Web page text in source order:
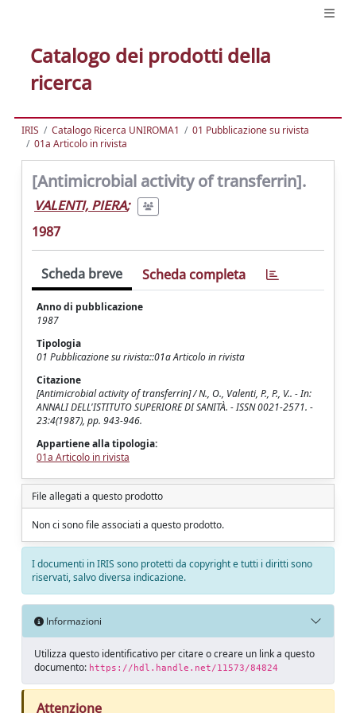
Catalogo dei prodotti della
ricerca
IRIS Catalogo Ricerca UNIROMA1
01 Pubblicazione su rivista
01a Articolo in rivista
[Antimicrobial activity of transferrin].
VALENTI, PIERA;
1987
Scheda breve Scheda completa
Anno di pubblicazione
1987
Tipologia
01 Pubblicazione su rivista::01a Articolo in rivista
Citazione
[Antimicrobial activity of transferrin] / N., O., Valenti, P., P., V.. - In:
ANNALI DELL'ISTITUTO SUPERIORE DI SANITÀ. - ISSN 0021-2571. -
23:4(1987), pp. 943-946.
Appartiene alla tipologia:
01a Articolo in rivista
File allegati a questo prodotto
Non ci sono file associati a questo prodotto.
I documenti in IRIS sono protetti da copyright e tutti i diritti sono
riservati, salvo diversa indicazione.
Informazioni
Utilizza questo identificativo per citare o creare un link a questo
documento: https://hdl.handle.net/11573/84824
Attenzione